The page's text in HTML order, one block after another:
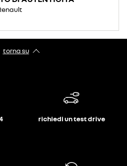
torna su
richiedi un test drive